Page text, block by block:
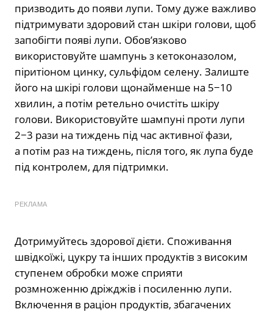
призводить до появи лупи. Тому дуже важливо
підтримувати здоровий стан шкіри голови, щоб
запобігти появі лупи. Обов’язково
використовуйте шампунь з кетоконазолом,
піритіоном цинку, сульфідом селену. Залиште
його на шкірі голови щонайменше на 5−10
хвилин, а потім ретельно очистіть шкіру
голови. Використовуйте шампуні проти лупи
2−3 рази на тиждень під час активної фази,
а потім раз на тиждень, після того, як лупа буде
під контролем, для підтримки.
РЕКЛАМА
Дотримуйтесь здорової дієти. Споживання
швідкоїжі, цукру та інших продуктів з високим
ступенем обробки може сприяти
розмноженню дріжджів і посиленню лупи.
Включення в раціон продуктів, збагачених